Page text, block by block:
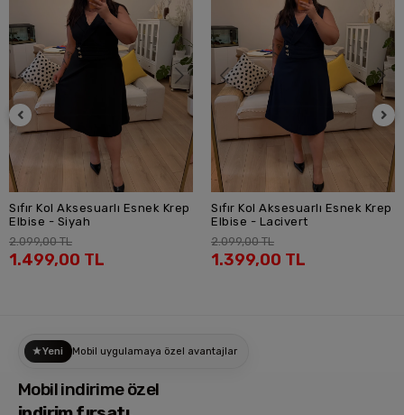
SEPETE EKLE
Sıfır Kol Aksesuarlı Esnek Krep
Elbise - Siyah
2.099,00 TL
1.499,00 TL
SEPETE EKLE
Sıfır Kol Aksesuarlı Esnek Krep
Elbise - Lacivert
2.099,00 TL
1.399,00 TL
Yeni Mobil uygulamaya özel avantajlar
Mobil indirime özel